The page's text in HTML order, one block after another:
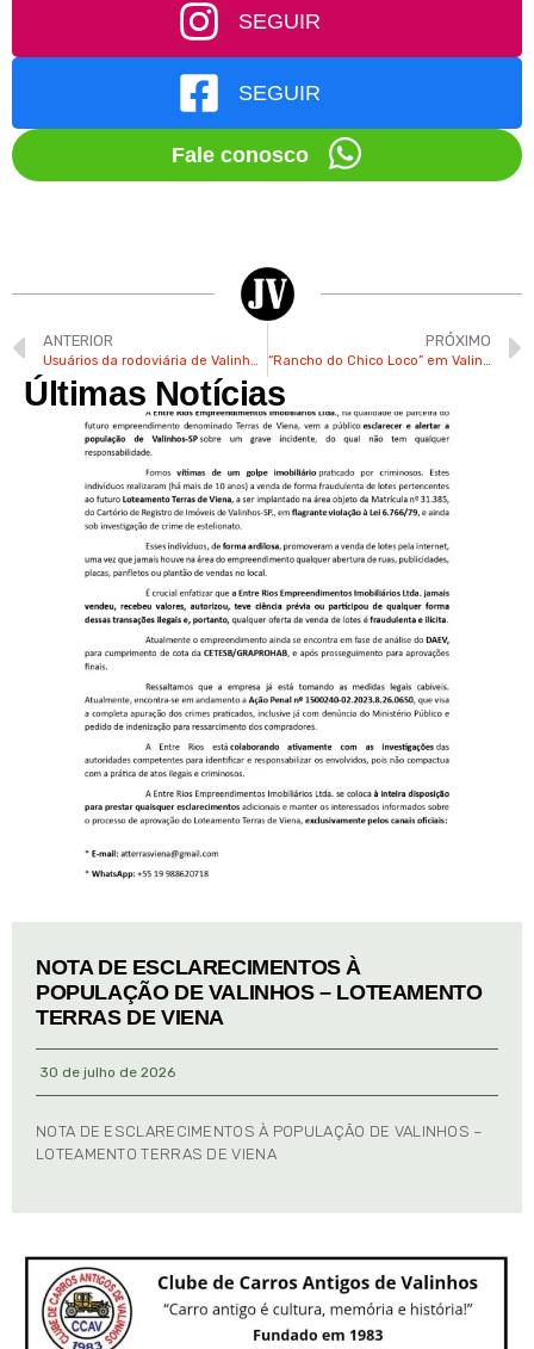
SEGUIR
SEGUIR
Fale conosco
ANTERIOR
Usuários da rodoviária de Valinhos pedem reforma de banheiros
PRÓXIMO
“Rancho do Chico Loco” em Valinhos trazia artistas famosos
Últimas Notícias
NOTA DE ESCLARECIMENTOS À
POPULAÇÃO DE VALINHOS – LOTEAMENTO
TERRAS DE VIENA
30 de julho de 2026
NOTA DE ESCLARECIMENTOS À POPULAÇÃO DE VALINHOS –
LOTEAMENTO TERRAS DE VIENA